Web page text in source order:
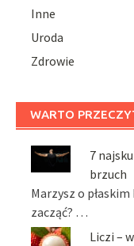
Inne
Uroda
Zdrowie
WARTO
7
brzuch
Marzysz o
zacząć? …
Liczi –